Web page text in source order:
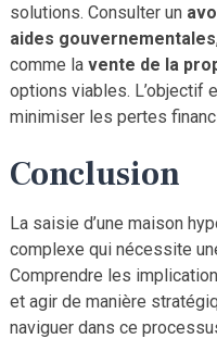
solutions. Consulter un
aides gouvernementales
comme la vente de la
options viables. L’objectif
minimiser les pertes
Conclusion
La saisie d’une maison
complexe qui nécessite
Comprendre les
et agir de manière
naviguer dans ce